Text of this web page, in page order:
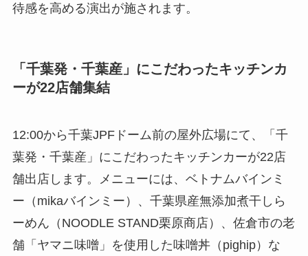
待感を高める演出が施されます。
「千葉発・千葉産」にこだわったキッチンカ
ーが22店舗集結
12:00から千葉JPFドーム前の屋外広場にて、「千
葉発・千葉産」にこだわったキッチンカーが22店
舗出店します。メニューには、ベトナムバインミ
ー（mikaバインミー）、千葉県産無添加煮干しら
ーめん（NOODLE STAND栗原商店）、佐倉市の老
舗「ヤマニ味噌」を使用した味噌丼（pighip）な